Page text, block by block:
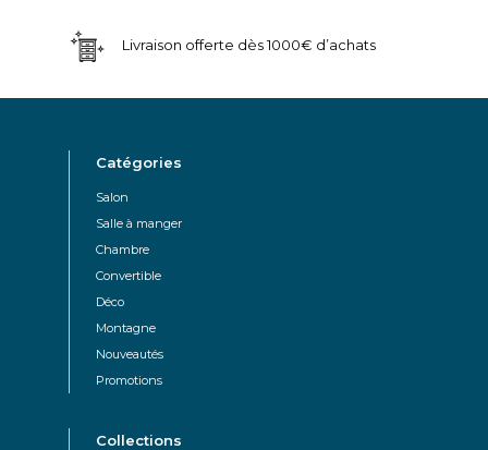
Livraison offerte dès 1000€ d’achats
Catégories
Salon
Salle à manger
Chambre
Convertible
Déco
Montagne
Nouveautés
Promotions
Collections